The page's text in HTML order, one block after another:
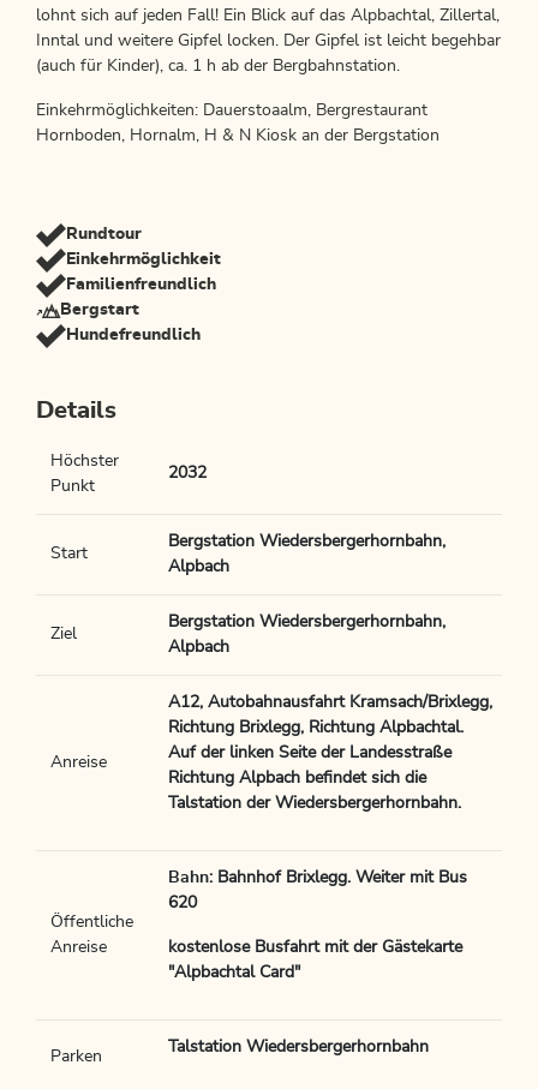
lohnt sich auf jeden Fall! Ein Blick auf das Alpbachtal, Zillertal,
Inntal und weitere Gipfel locken. Der Gipfel ist leicht begehbar
(auch für Kinder), ca. 1 h ab der Bergbahnstation.
Einkehrmöglichkeiten: Dauerstoaalm, Bergrestaurant
Hornboden, Hornalm, H & N Kiosk an der Bergstation
Rundtour
Einkehrmöglichkeit
Familienfreundlich
Bergstart
Hundefreundlich
Details
Höchster
Punkt
2032
Start
Bergstation Wiedersbergerhornbahn,
Alpbach
Ziel
Bergstation Wiedersbergerhornbahn,
Alpbach
Anreise
A12, Autobahnausfahrt Kramsach/Brixlegg,
Richtung Brixlegg, Richtung Alpbachtal.
Auf der linken Seite der Landesstraße
Richtung Alpbach befindet sich die
Talstation der Wiedersbergerhornbahn.
Öffentliche
Anreise
Bahn: Bahnhof Brixlegg. Weiter mit Bus
620
kostenlose Busfahrt mit der Gästekarte
"Alpbachtal Card"
Parken
Talstation Wiedersbergerhornbahn